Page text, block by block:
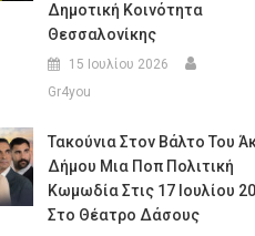
Δημοτική Κοινότητα
Θεσσαλονίκης
15 Ιουλίου 2026
Gr4you
Τακούνια Στον Βάλτο Του
Δήμου Μια Ποπ Πολιτική
Κωμωδία Στις 17 Ιουλίου
Στο Θέατρο Δάσους